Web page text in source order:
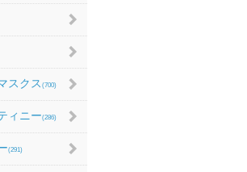
スクス (700)
ィニー(286)
(291)